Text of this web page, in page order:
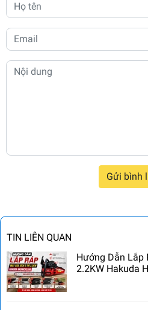
TIN LIÊN QUAN
Hướng Dẫn Lắp
2.2KW Hakuda
Gửi bình